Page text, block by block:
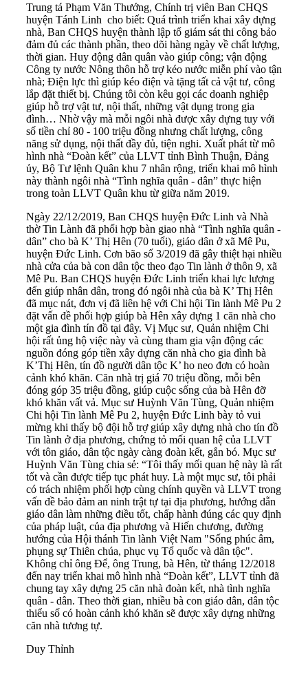
Trung tá Phạm Văn Thướng, Chính trị viên Ban CHQS
huyện Tánh Linh cho biết: Quá trình triển khai xây dựng
nhà, Ban CHQS huyện thành lập tổ giám sát thi công bảo
đảm đủ các thành phần, theo dõi hàng ngày về chất lượng,
thời gian. Huy động dân quân vào giúp công; vận động
Công ty nước Nông thôn hỗ trợ kéo nước miễn phí vào tận
nhà; Điện lực thì giúp kéo điện và tặng tất cả vật tư, công
lắp đặt thiết bị. Chúng tôi còn kêu gọi các doanh nghiệp
giúp hỗ trợ vật tư, nội thất, những vật dụng trong gia
đình… Nhờ vậy mà mỗi ngôi nhà được xây dựng tuy với
số tiền chỉ 80 - 100 triệu đồng nhưng chất lượng, công
năng sử dụng, nội thất đầy đủ, tiện nghi. Xuất phát từ mô
hình nhà “Đoàn kết” của LLVT tỉnh Bình Thuận, Đảng
ủy, Bộ Tư lệnh Quân khu 7 nhân rộng, triển khai mô hình
này thành ngôi nhà “Tình nghĩa quân - dân” thực hiện
trong toàn LLVT Quân khu từ giữa năm 2019.
Ngày 22/12/2019, Ban CHQS huyện Đức Linh và Nhà
thờ Tin Lành đã phối hợp bàn giao nhà “Tình nghĩa quân -
dân” cho bà K’ Thị Hên (70 tuổi), giáo dân ở xã Mê Pu,
huyện Đức Linh. Cơn bão số 3/2019 đã gây thiệt hại nhiều
nhà cửa của bà con dân tộc theo đạo Tin lành ở thôn 9, xã
Mê Pu. Ban CHQS huyện Ðức Linh triển khai lực lượng
đến giúp nhân dân, trong đó ngôi nhà của bà K’ Thị Hên
đã mục nát, đơn vị đã liên hệ với Chi hội Tin lành Mê Pu 2
đặt vấn đề phối hợp giúp bà Hên xây dựng 1 căn nhà cho
một gia đình tín đồ tại đây. Vị Mục sư, Quản nhiệm Chi
hội rất ủng hộ việc này và cùng tham gia vận động các
nguồn đóng góp tiền xây dựng căn nhà cho gia đình bà
K’Thị Hên, tín đồ người dân tộc K’ ho neo đơn có hoàn
cảnh khó khăn. Căn nhà trị giá 70 triệu đồng, mỗi bên
đóng góp 35 triệu đồng, giúp cuộc sống của bà Hên đỡ
khó khăn vất vả. Mục sư Huỳnh Văn Tùng, Quản nhiệm
Chi hội Tin lành Mê Pu 2, huyện Ðức Linh bày tỏ vui
mừng khi thấy bộ đội hỗ trợ giúp xây dựng nhà cho tín đồ
Tin lành ở địa phương, chứng tỏ mối quan hệ của LLVT
với tôn giáo, dân tộc ngày càng đoàn kết, gắn bó. Mục sư
Huỳnh Văn Tùng chia sẻ: “Tôi thấy mối quan hệ này là rất
tốt và cần được tiếp tục phát huy. Là một mục sư, tôi phải
có trách nhiệm phối hợp cùng chính quyền và LLVT trong
vấn đề bảo đảm an ninh trật tự tại địa phương, hướng dẫn
giáo dân làm những điều tốt, chấp hành đúng các quy định
của pháp luật, của địa phương và Hiến chương, đường
hướng của Hội thánh Tin lành Việt Nam "Sống phúc âm,
phụng sự Thiên chúa, phục vụ Tổ quốc và dân tộc".
Không chỉ ông Để, ông Trung, bà Hên, từ tháng 12/2018
đến nay triển khai mô hình nhà “Đoàn kết”, LLVT tỉnh đã
chung tay xây dựng 25 căn nhà đoàn kết, nhà tình nghĩa
quân - dân. Theo thời gian, nhiều bà con giáo dân, dân tộc
thiểu số có hoàn cảnh khó khăn sẽ được xây dựng những
căn nhà tương tự.
Duy Thỉnh